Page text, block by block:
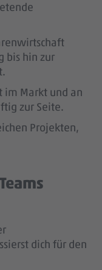
bis hin zur
im Markt und an
zur Seite.
Projekten,
dich für den